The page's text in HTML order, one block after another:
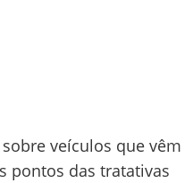
veículos que vêm
pontos das tratativas